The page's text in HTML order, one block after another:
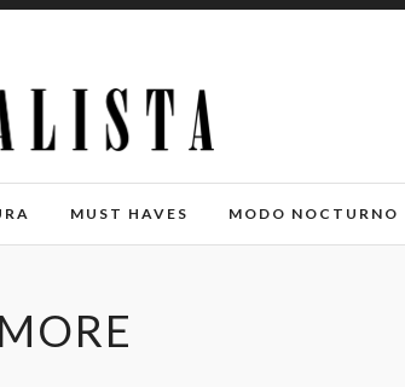
MUST HAVES MODO NOCTURNO